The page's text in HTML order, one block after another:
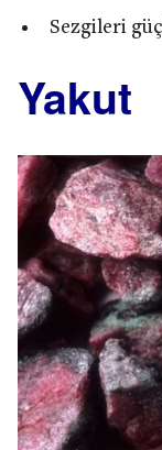
Sezgileri
Yakut